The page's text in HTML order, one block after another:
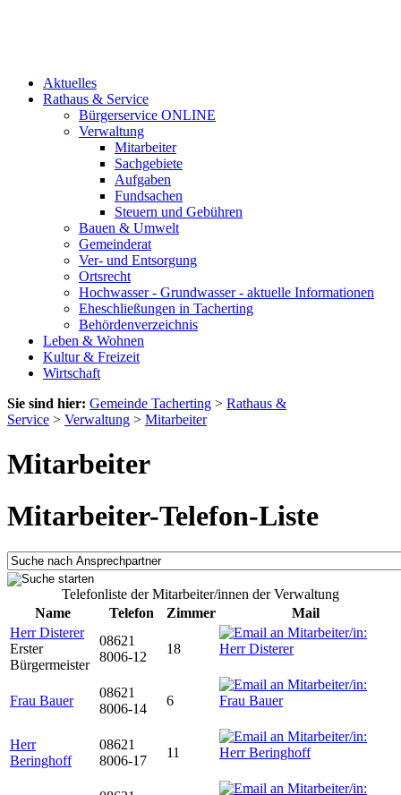
Aktuelles
Rathaus & Service
Bürgerservice ONLINE
Verwaltung
Mitarbeiter
Sachgebiete
Aufgaben
Fundsachen
Steuern und Gebühren
Bauen & Umwelt
Gemeinderat
Ver- und Entsorgung
Ortsrecht
Hochwasser - Grundwasser - aktuelle Informationen
Eheschließungen in Tacherting
Behördenverzeichnis
Leben & Wohnen
Kultur & Freizeit
Wirtschaft
Sie sind hier: Gemeinde Tacherting > Rathaus &
Service > Verwaltung > Mitarbeiter
Mitarbeiter
Mitarbeiter-Telefon-Liste
Telefonliste der Mitarbeiter/innen der Verwaltung
Name
Telefon Zimmer
Mail
Herr Disterer
Erster
Bürgermeister
08621
8006-12
18
Frau Bauer
08621
8006-14
6
Herr
Beringhoff
08621
8006-17
11